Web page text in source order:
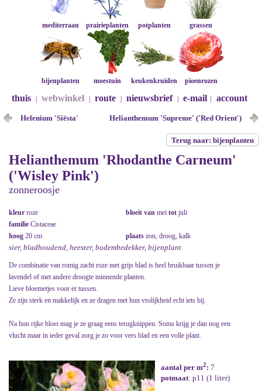
mediterraan prairieplanten potplanten grassen
bijenplanten moestuin keukenkruiden pioenrozen
thuis webwinkel route nieuwsbrief e-mail account
Helenium 'Siësta' Helianthemum 'Supreme' ('Red Orient')
Terug naar: bijenplanten
Helianthemum 'Rhodanthe Carneum'
('Wisley Pink')
zonneroosje
kleur roze bloeit van mei tot juli
familie Cistaceae
hoog 20 cm plaats zon, droog, kalk
sier, bladhoudend, heester, bodembedekker, bijenplant
De combinatie van romig zacht roze met grijs blad is heel bruikbaar tussen je
lavendel of met andere droogte minnende planten.
Lieve bloemetjes voor er tussen.
Ze zijn sterk en makkelijk en ze dragen met hun vrolijkheid echt iets bij.
Na hun rijke bloei mag je ze graag eens terugknippen. Soms krijg je dan nog een
vlucht maar in ieder geval zorg je zo voor vers blad en een volle plant.
aantal per m2: 7
potmaat: p11 (1 liter)